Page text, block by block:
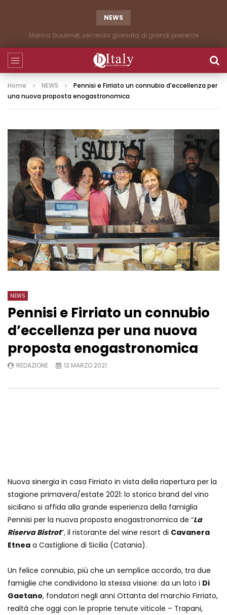
NEWS
Marina Gourmet, seconda giornata di grandi presenze
Home NEWS
Pennisi e Firriato un connubio d’eccellenza per
una nuova proposta enogastronomica
NEWS
Pennisi e Firriato un connubio
d’eccellenza per una nuova
proposta enogastronomica
REDAZIONE 13 MARZO 2021
Nuova sinergia in casa Firriato in vista della riapertura per la
stagione primavera/estate 2021: lo storico brand del vino
siciliano si affida alla grande esperienza della famiglia
Pennisi per la nuova proposta enogastronomica de “La
Riserva Bistrot”, il ristorante del wine resort di Cavanera
Etnea a Castiglione di Sicilia (Catania).
Un felice connubio, più che un semplice accordo, tra due
famiglie che condividono la stessa visione: da un lato i Di
Gaetano, fondatori negli anni Ottanta del marchio Firriato,
realtà che oggi con le proprie tenute viticole – Trapani,